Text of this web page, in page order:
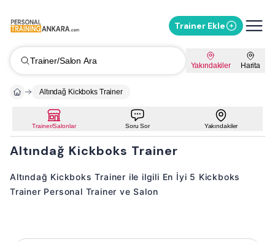
Trainer Ekle
Trainer/Salon Ara Yakındakiler Harita
Altındağ Kickboks Trainer
Trainer/Salonlar Soru Sor Yakındakiler
Altındağ Kickboks Trainer
Altındağ Kickboks Trainer ile ilgili En İyi 5 Kickboks
Trainer Personal Trainer ve Salon